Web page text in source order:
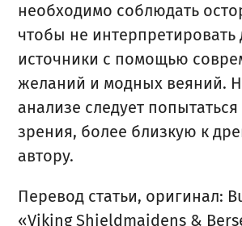
необходимо соблюдать
чтобы не интерпретировать
источники с помощью
желаний и модных веяний.
анализе следует
зрения, более близкую к
автору.
Перевод статьи, оригинал:
«Viking Shieldmaidens &